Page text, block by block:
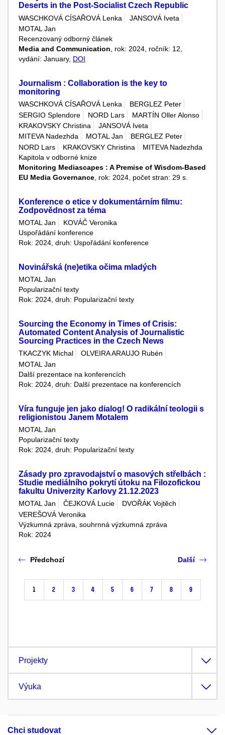
Deserts in the Post-Socialist Czech Republic
WASCHKOVÁ CÍSAŘOVÁ Lenka
JANSOVÁ Iveta
MOTAL Jan
Recenzovaný odborný článek
Media and Communication , rok: 2024, ročník: 12,
vydání: January, DOI
Journalism : Collaboration is the key to
monitoring
WASCHKOVÁ CÍSAŘOVÁ Lenka
BERGLEZ Peter
SERGIO Splendore
NORD Lars
MARTÍN Oller Alonso
KRAKOVSKY Christina
JANSOVÁ Iveta
MITEVA Nadezhda
MOTAL Jan
BERGLEZ Peter
NORD Lars
KRAKOVSKY Christina
MITEVA Nadezhda
Kapitola v odborné knize
Monitoring Mediascapes : A Premise of Wisdom-Based
EU Media Governance , rok: 2024, počet stran: 29 s.
Konference o etice v dokumentárním filmu:
Zodpovědnost za téma
MOTAL Jan
KOVÁČ Veronika
Uspořádání konference
Rok: 2024, druh: Uspořádání konference
Novinářská (ne)etika očima mladých
MOTAL Jan
Popularizační texty
Rok: 2024, druh: Popularizační texty
Sourcing the Economy in Times of Crisis:
Automated Content Analysis of Journalistic
Sourcing Practices in the Czech News
TKACZYK Michal
OLVEIRA ARAUJO Rubén
MOTAL Jan
Další prezentace na konferencích
Rok: 2024, druh: Další prezentace na konferencích
Víra funguje jen jako dialog! O radikální teologii s
religionistou Janem Motalem
MOTAL Jan
Popularizační texty
Rok: 2024, druh: Popularizační texty
Zásady pro zpravodajství o masových střelbách :
Studie mediálního pokrytí útoku na Filozofickou
fakultu Univerzity Karlovy 21.12.2023
MOTAL Jan ČEJKOVÁ Lucie
DVOŘÁK Vojtěch
VEREŠOVÁ Veronika
Výzkumná zpráva, souhrnná výzkumná zpráva
Rok: 2024
Předchozí
1 2 3 4 5 6 7 8 9
Další
Projekty
Výuka
Chci studovat